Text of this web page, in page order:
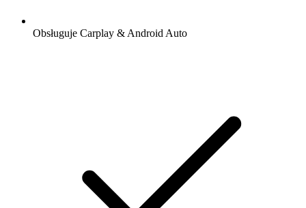
Obsługuje Carplay & Android Auto